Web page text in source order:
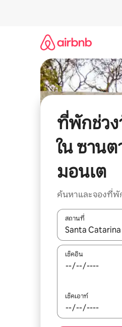
ที่พักช่ว
ใน ซานต
มอนเต
ค้นหาและจองที่พั
สถานที่
ใช้ลูกศรขึ้นลง หรื
เช็คอิน
เช็คเอาท์